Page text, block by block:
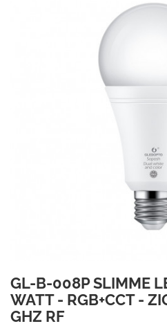
GL-B-008P SLIMME
WATT - RGB+CCT -
GHZ RF